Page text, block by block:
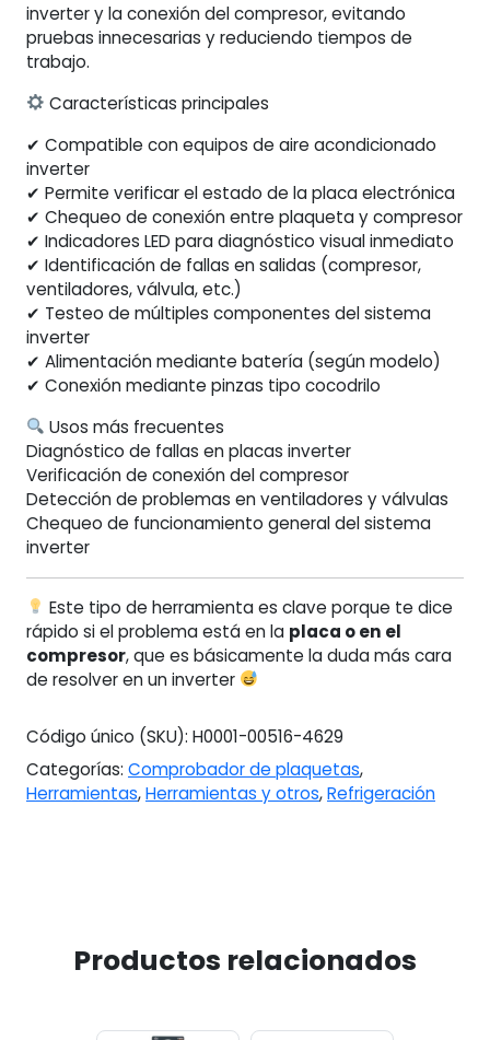
inverter y la conexión del compresor, evitando
pruebas innecesarias y reduciendo tiempos de
trabajo.
Características principales
✔ Compatible con equipos de aire acondicionado
inverter
✔ Permite verificar el estado de la placa electrónica
✔ Chequeo de conexión entre plaqueta y compresor
✔ Indicadores LED para diagnóstico visual inmediato
✔ Identificación de fallas en salidas (compresor,
ventiladores, válvula, etc.)
✔ Testeo de múltiples componentes del sistema
inverter
✔ Alimentación mediante batería (según modelo)
✔ Conexión mediante pinzas tipo cocodrilo
Usos más frecuentes
Diagnóstico de fallas en placas inverter
Verificación de conexión del compresor
Detección de problemas en ventiladores y válvulas
Chequeo de funcionamiento general del sistema
inverter
Este tipo de herramienta es clave porque te dice
rápido si el problema está en la placa o en el
compresor, que es básicamente la duda más cara
de resolver en un inverter
Código único (SKU): H0001-00516-4629
Categorías: Comprobador de plaquetas,
Herramientas,Herramientas y otros,Refrigeración
Productos relacionados